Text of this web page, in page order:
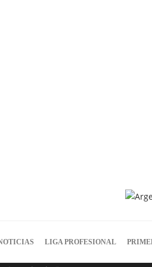
LIGA PROFESIONAL